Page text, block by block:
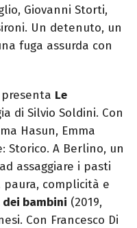
Giovanni Storti,
Un detenuto, un
fuga assurda con
Le
di Silvio Soldini. Con
Hasun, Emma
Storico. A Berlino, un
assaggiare i pasti
complicità e
dei bambini (2019,
Con Francesco Di